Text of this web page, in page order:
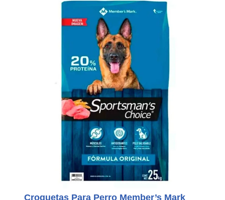
Croquetas Para Perro Member’s Mark